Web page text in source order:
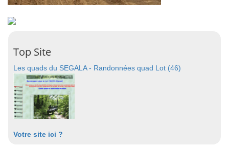
Top Site
Les quads du SEGALA - Randonnées quad Lot (46)
Votre site ici ?